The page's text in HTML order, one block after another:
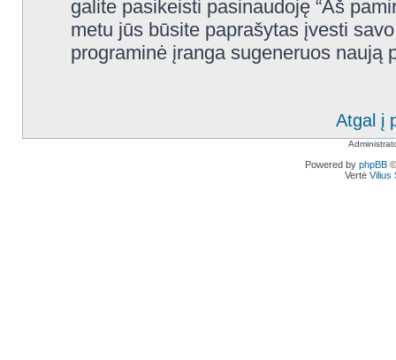
galite pasikeisti pasinaudoję “Aš
metu jūs būsite paprašytas įvesti
programinė įranga sugeneruos naują
Atgal į
Powered by phpBB
Vertė Vilius